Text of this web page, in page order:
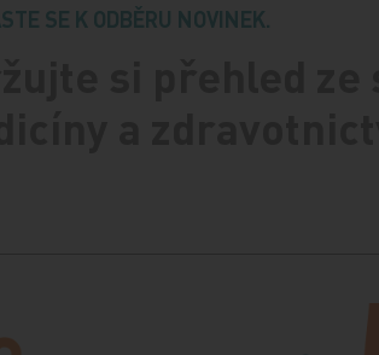
SE K ODBĚRU NOVINEK.